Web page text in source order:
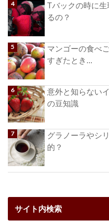
Tバックの時に
るの？
マンゴーの食べ
すぎたとき...
意外と知らない
の豆知識
グラノーラやシ
的？
サイト内検索